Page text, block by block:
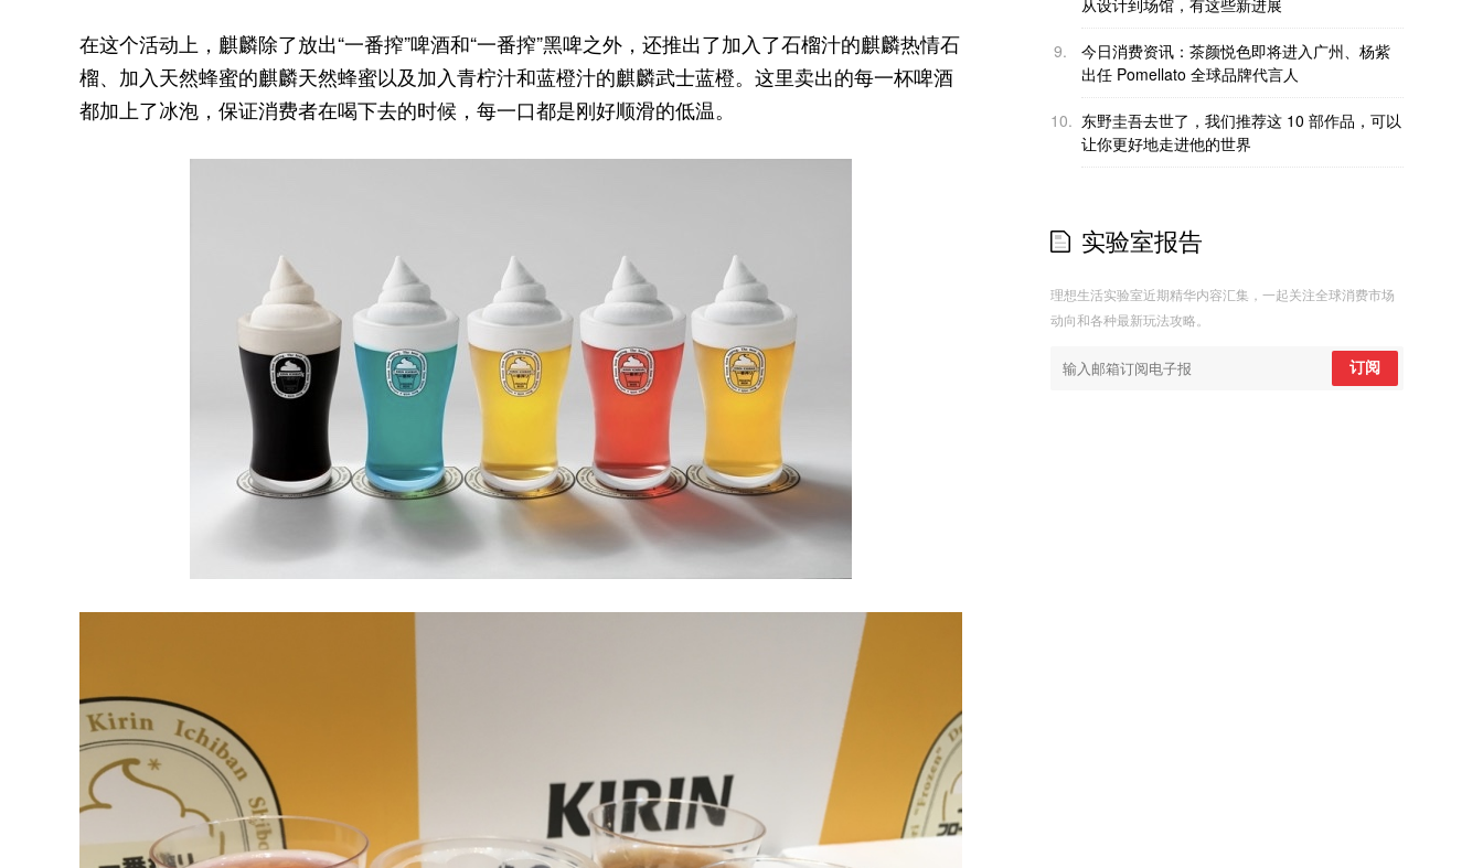
在这个活动上，麒麟除了放出“一番搾”啤酒和“一番搾”黑啤之外，还推出了加入了石榴汁的麒麟热情石
榴、加入天然蜂蜜的麒麟天然蜂蜜以及加入青柠汁和蓝橙汁的麒麟武士蓝橙。这里卖出的每一杯啤酒
都加上了冰泡，保证消费者在喝下去的时候，每一口都是刚好顺滑的低温。
从设计到场馆，有这些新进展
9.
今日消费资讯：茶颜悦色即将进入广州、杨紫
出任 Pomellato 全球品牌代言人
10. 东野圭吾去世了，我们推荐这 10 部作品，可以
让你更好地走进他的世界
实验室报告
理想生活实验室近期精华内容汇集，一起关注全球消费市场
动向和各种最新玩法攻略。